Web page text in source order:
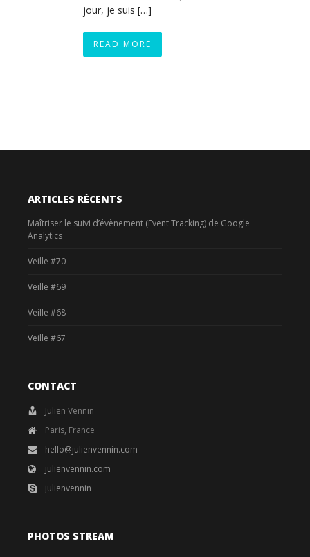
jour, je suis […]
READ MORE
ARTICLES RÉCENTS
Maîtriser le suivi d’évènement (Event Tracking) de Google
Analytics
Veille #70
Veille #69
Veille #68
Veille #67
CONTACT
Julien Vennin
Paris, France
hello@julienvennin.com
julienvennin.com
julienvennin
PHOTOS STREAM